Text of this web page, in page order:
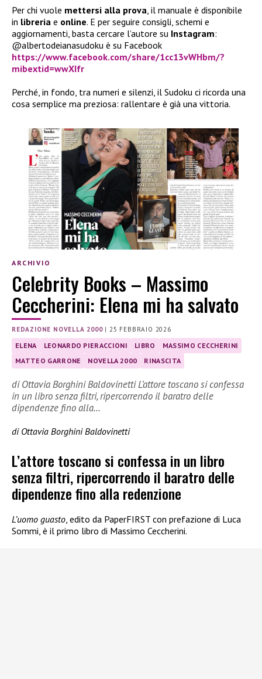
Per chi vuole mettersi alla prova , il manuale è disponibile
in libreria e online. E per seguire consigli, schemi e
aggiornamenti, basta cercare l’autore su Instagram:
@albertodeianasudoku è su Facebook
https://www.facebook.com/share/1cc13vWHbm/?
mibextid=wwXIfr
Perché, in fondo, tra numeri e silenzi, il Sudoku ci ricorda una
cosa semplice ma preziosa: rallentare è già una vittoria.
ARCHIVIO
Celebrity Books – Massimo
Ceccherini: Elena mi ha salvato
REDAZIONE NOVELLA 2000|25 FEBBRAIO 2026
ELENA LEONARDO PIERACCIONI LIBRO
MASSIMO CECCHERINI
MATTEO GARRONE
NOVELLA 2000 RINASCITA
di Ottavia Borghini Baldovinetti L’attore toscano si confessa
in un libro senza filtri, ripercorrendo il baratro delle
dipendenze fino alla…
di Ottavia Borghini Baldovinetti
L’attore toscano si confessa in un libro
senza filtri, ripercorrendo il baratro delle
dipendenze fino alla redenzione
L’uomo guasto, edito da PaperFIRST con prefazione di Luca
Sommi, è il primo libro di Massimo Ceccherini.